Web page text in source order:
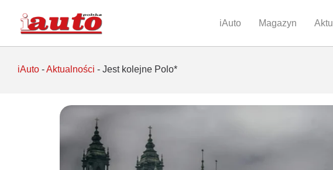
iAuto Magazyn
iAuto -Aktualności - Jest kolejne Polo*